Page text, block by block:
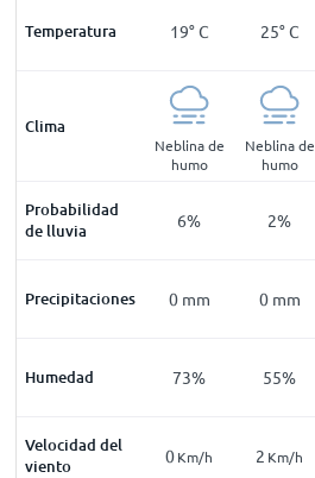
Temperatura
C 14°C 19°C 25°C
Clima
Neblina de
humo
Neblina de
humo
Probabilidad
de lluvia8% 6% 2%
Precipitaciones
mm 0mm 0 mm 0 mm
Humedad
77 73% 55%
Velocidad del
viento
h 1 Km/h 0Km/h 2 Km/h